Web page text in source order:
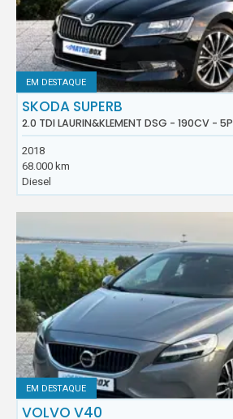
EM DESTAQUE
SKODA SUPERB
2.0 TDI LAURIN&KLEMENT DSG - 190CV - 5P
2018
68.000 km
Diesel
EM DESTAQUE
VOLVO V40